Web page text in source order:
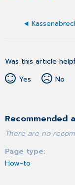
Was this article
Yes
No
Recommended
There are no
Page type
How-to